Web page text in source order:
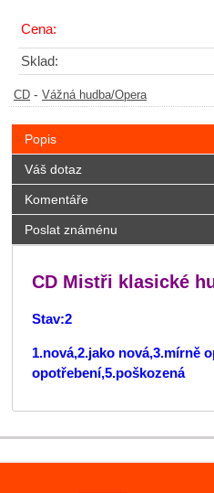
Cena:
Sklad:
CD - Vážná hudba/Opera
Popis
Váš dotaz
Komentáře
Poslat známénu
CD Mistři klasické
Stav:2
1.nová,2.jako nová,3.mírně
opotřebení,5.poškozená